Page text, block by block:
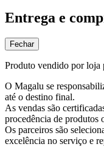
Entrega e
Fechar
Produto vendido por loja
O Magalu se
até o destino final.
As vendas são
procedência de produtos
Os parceiros são
excelência no serviço e